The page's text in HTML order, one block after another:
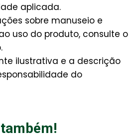
aplicada.
sobre manuseio e
uso do produto, consulte o
ilustrativa e a descrição
do